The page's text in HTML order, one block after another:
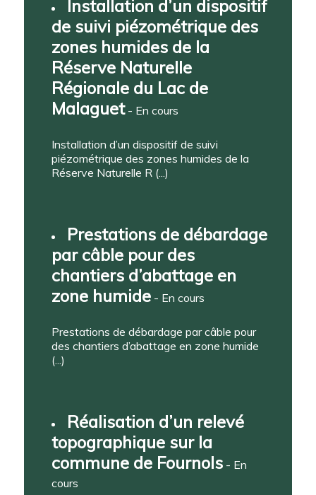
Installation d’un dispositif
de suivi piézométrique des
zones humides de la
Réserve Naturelle
Régionale du Lac de
Malaguet- En cours
Installation d’un dispositif de suivi
piézométrique des zones humides de la
Réserve Naturelle R (...)
Prestations de débardage
par câble pour des
chantiers d’abattage en
zone humide- En cours
Prestations de débardage par câble pour
des chantiers d’abattage en zone humide
(...)
Réalisation d’un relevé
topographique sur la
commune de Fournols- En
cours